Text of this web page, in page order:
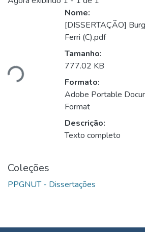
Carregando...
Nome:
[DISSERTAÇÃO]
Ferri (C).pdf
Tamanho:
777.02 KB
Formato:
Adobe Portable
Format
Descrição:
Texto completo
Coleções
PPGNUT - Dissertações